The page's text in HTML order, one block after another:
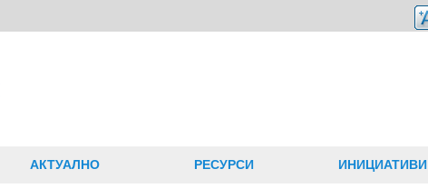
АКТУАЛНО РЕСУРСИ ИНИЦИАТИВИ